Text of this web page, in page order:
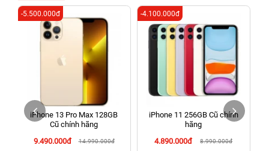
326 Lê Văn Việt, Tăng Nhơn Phú, Hồ Chí Minh (Q.9 TP. Thủ
Đức cũ)
256 Võ Văn Ngân, Thủ Đức, Hồ Chí Minh (Bình Thọ, TP. Thủ
70 Nguyễn An Ninh, Dĩ An, Hồ Chí Minh (Bình Dương Cũ)
24h Vũng Tàu: 162A Ba Cu, Vũng Tàu, Hồ Chí Minh (TP. Vũng
Tàu cũ)
198 Hoàng Văn Thụ, Tân Sơn Nhất, Hồ Chí Minh (Tân Bình
iPhone 13 Pro Max 128GB
Cũ chính hãng
9.490.000đ
14.990.000đ
-5.500.000đ
iPhone 11 256GB Cũ chính
hãng
4.890.000đ
8.990.000đ
-4.100.000đ